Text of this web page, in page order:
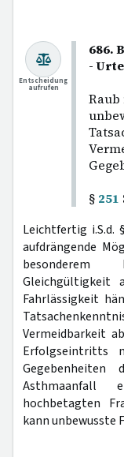
686.
-
§ 251
Entscheidung
aufrufen
Leichtfertig i.S.d. §
aufdrängende
besonderem
Gleichgültigkeit
Fahrlässigkeit
Vermeidbarkeit
Erfolgseintritts
Gegebenheiten
Asthmaanfall
hochbetagten
kann unbewusste